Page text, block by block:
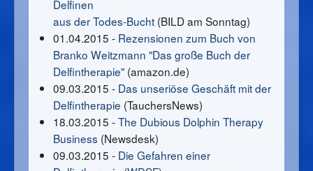
Delfinen
aus der Todes-Bucht (BILD am Sonntag)
01.04.2015 - Rezensionen zum Buch von
Branko Weitzmann "Das große Buch der
Delfintherapie" (amazon.de)
09.03.2015 - Das unseriöse Geschäft mit der
Delfintherapie (TauchersNews)
18.03.2015 -The Dubious Dolphin Therapy
Business (Newsdesk)
09.03.2015 - Die Gefahren einer